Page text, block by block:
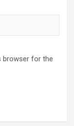
browser for the